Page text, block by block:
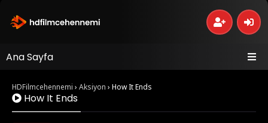
Ana Sayfa
HDFilmcehennemi › Aksiyon › How It Ends
How It Ends